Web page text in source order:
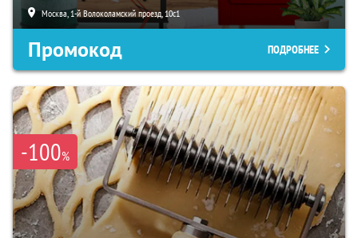
Москва, 1-й Волоколамский проезд, 10с1
Промокод ПОДРОБНЕЕ
-100%